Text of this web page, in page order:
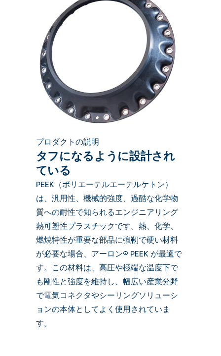
プロダクトの説明
タフになるように設計され
ている
PEEK（ポリエーテルエーテルケトン）
は、汎用性、機械的強度、過酷な化学物
質への耐性で知られるエンジニアリング
熱可塑性プラスチックです。熱、化学、
燃焼特性が重要な部品に強靭で硬い材料
が必要な場合、アーロン® PEEK が最適で
す。この材料は、高圧や極端な温度下で
も剛性と強度を維持し、幅広い産業分野
で電気コネクタやシーリングソリューシ
ョンの本体としてよく使用されていま
す。